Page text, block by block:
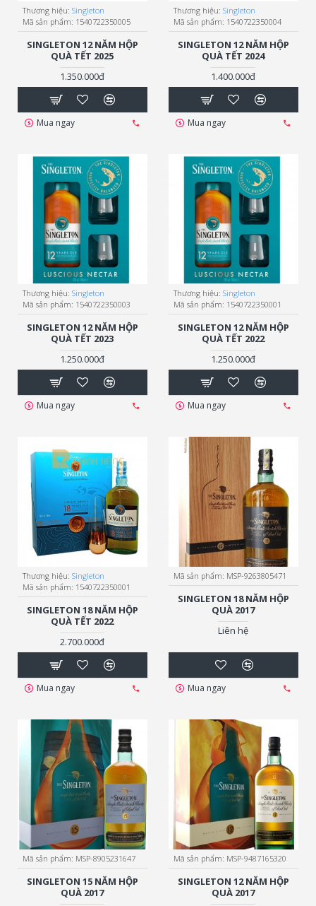
Thương hiệu: Singleton
Mã sản phẩm: 1540722350005
SINGLETON 12 NĂM HỘP
QUÀ TẾT 2025
1.350.000đ
Mua ngay
Thương hiệu: Singleton
Mã sản phẩm: 1540722350004
SINGLETON 12 NĂM HỘP
QUÀ TẾT 2024
1.400.000đ
Mua ngay
Thương hiệu: Singleton
Mã sản phẩm: 1540722350003
SINGLETON 12 NĂM HỘP
QUÀ TẾT 2023
1.250.000đ
Mua ngay
Thương hiệu: Singleton
Mã sản phẩm: 1540722350001
SINGLETON 12 NĂM HỘP
QUÀ TẾT 2022
1.250.000đ
Mua ngay
Thương hiệu: Singleton
Mã sản phẩm: 1540722350001
SINGLETON 18 NĂM HỘP
QUÀ TẾT 2022
2.700.000đ
Mua ngay
Mã sản phẩm: MSP-9263805471
SINGLETON 18 NĂM HỘP
QUÀ 2017
Liên hệ
Mua ngay
Mã sản phẩm: MSP-8905231647
SINGLETON 15 NĂM HỘP
QUÀ 2017
Mã sản phẩm: MSP-9487165320
SINGLETON 12 NĂM HỘP
QUÀ 2017